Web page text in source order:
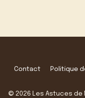
Contact Politique
© 2026 Les Astuces de